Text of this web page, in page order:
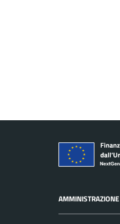
AMMINISTRAZIONE